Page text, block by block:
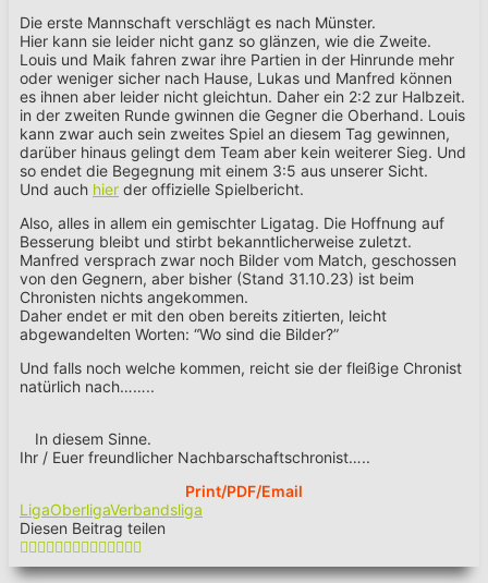
Die erste Mannschaft verschlägt es nach Münster.
Hier kann sie leider nicht ganz so glänzen, wie die Zweite.
Louis und Maik fahren zwar ihre Partien in der Hinrunde mehr
oder weniger sicher nach Hause, Lukas und Manfred können
es ihnen aber leider nicht gleichtun. Daher ein 2:2 zur Halbzeit.
in der zweiten Runde gwinnen die Gegner die Oberhand. Louis
kann zwar auch sein zweites Spiel an diesem Tag gewinnen,
darüber hinaus gelingt dem Team aber kein weiterer Sieg. Und
so endet die Begegnung mit einem 3:5 aus unserer Sicht.
Und auch hier der offizielle Spielbericht.
Also, alles in allem ein gemischter Ligatag. Die Hoffnung auf
Besserung bleibt und stirbt bekanntlicherweise zuletzt.
Manfred versprach zwar noch Bilder vom Match, geschossen
von den Gegnern, aber bisher (Stand 31.10.23) ist beim
Chronisten nichts angekommen.
Daher endet er mit den oben bereits zitierten, leicht
abgewandelten Worten: “Wo sind die Bilder?”
Und falls noch welche kommen, reicht sie der fleißige Chronist
natürlich nach……..
In diesem Sinne.
Ihr / Euer freundlicher Nachbarschaftschronist…..
Print/PDF/Email
LigaOberligaVerbandsliga
Diesen Beitrag teilen